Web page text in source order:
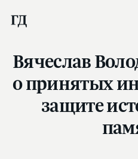
Вячеслав
о принятых
защите